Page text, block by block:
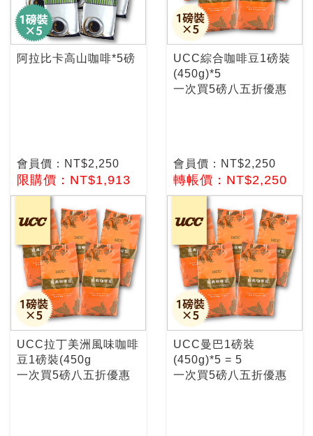
阿拉比卡高山咖啡*5磅
會員價：NT$2,250
限購價：NT$1,913
UCC綜合咖啡豆1磅裝
(450g)*5
一次買5磅八五折優惠
會員價：NT$2,250
轉帳價：NT$2,250
UCC拉丁美洲風味咖啡
豆1磅裝(450g
一次買5磅八五折優惠
UCC曼巴1磅裝
(450g)*5 = 5
一次買5磅八五折優惠